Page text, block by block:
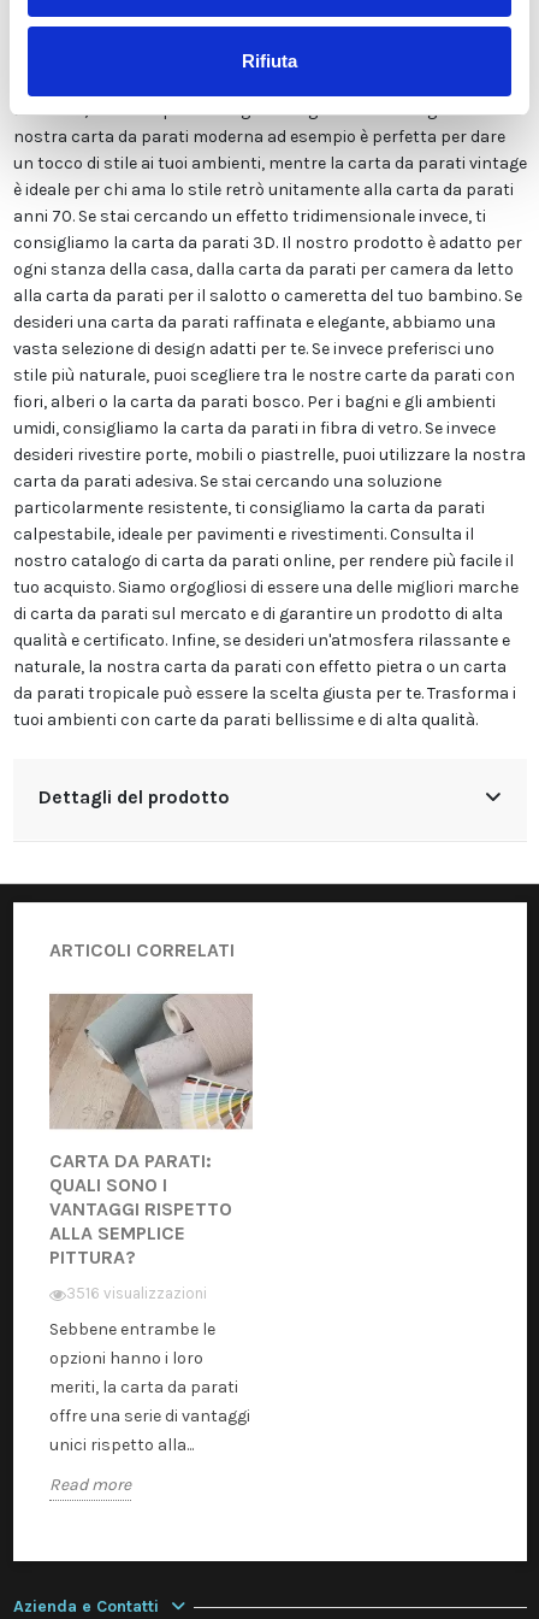
Rifiuta
ECOLOGICO e GREEN GUARD GOLD, garantendo la massima
sicurezza per te e la tua famiglia. Disponiamo di una vasta gamma
DI VETRO, ed un ampio catalogo immagini molto variegato. La
nostra carta da parati moderna ad esempio è perfetta per dare
un tocco di stile ai tuoi ambienti, mentre la carta da parati vintage
è ideale per chi ama lo stile retrò unitamente alla carta da parati
anni 70. Se stai cercando un effetto tridimensionale invece, ti
consigliamo la carta da parati 3D. Il nostro prodotto è adatto per
ogni stanza della casa, dalla carta da parati per camera da letto
alla carta da parati per il salotto o cameretta del tuo bambino. Se
desideri una carta da parati raffinata e elegante, abbiamo una
vasta selezione di design adatti per te. Se invece preferisci uno
stile più naturale, puoi scegliere tra le nostre carte da parati con
fiori, alberi o la carta da parati bosco. Per i bagni e gli ambienti
umidi, consigliamo la carta da parati in fibra di vetro. Se invece
desideri rivestire porte, mobili o piastrelle, puoi utilizzare la nostra
carta da parati adesiva. Se stai cercando una soluzione
particolarmente resistente, ti consigliamo la carta da parati
calpestabile, ideale per pavimenti e rivestimenti. Consulta il
nostro catalogo di carta da parati online, per rendere più facile il
tuo acquisto. Siamo orgogliosi di essere una delle migliori marche
di carta da parati sul mercato e di garantire un prodotto di alta
qualità e certificato. Infine, se desideri un'atmosfera rilassante e
naturale, la nostra carta da parati con effetto pietra o un carta
da parati tropicale può essere la scelta giusta per te. Trasforma i
tuoi ambienti con carte da parati bellissime e di alta qualità.
Dettagli del prodotto
ARTICOLI CORRELATI
CARTA DA PARATI:
QUALI SONO I
VANTAGGI RISPETTO
ALLA SEMPLICE
PITTURA?
3516 visualizzazioni
Sebbene entrambe le
opzioni hanno i loro
meriti, la carta da parati
offre una serie di vantaggi
unici rispetto alla...
Read more
Azienda e Contatti